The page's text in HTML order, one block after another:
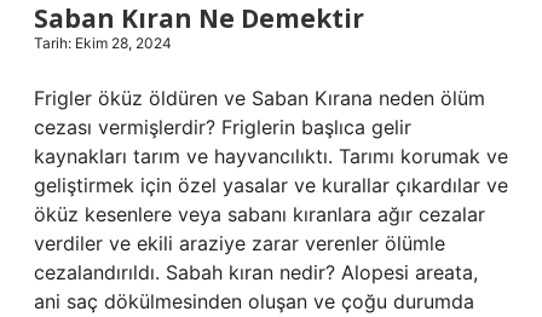
Saban Kıran Ne Demektir
Tarih: Ekim 28, 2024
Frigler öküz öldüren ve Saban Kırana neden ölüm
cezası vermişlerdir? Friglerin başlıca gelir
kaynakları tarım ve hayvancılıktı. Tarımı korumak ve
geliştirmek için özel yasalar ve kurallar çıkardılar ve
öküz kesenlere veya sabanı kıranlara ağır cezalar
verdiler ve ekili araziye zarar verenler ölümle
cezalandırıldı. Sabah kıran nedir? Alopesi areata,
ani saç dökülmesinden oluşan ve çoğu durumda